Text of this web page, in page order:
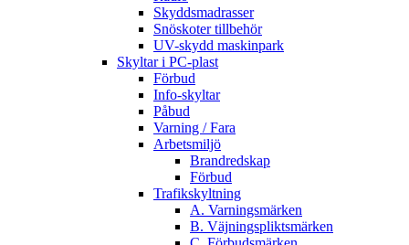
Skyddsmadrasser
Snöskoter tillbehör
UV-skydd maskinpark
Skyltar i PC-plast
Förbud
Info-skyltar
Påbud
Varning / Fara
Arbetsmiljö
Brandredskap
Förbud
Trafikskyltning
A. Varningsmärken
B. Väjningspliktsmärken